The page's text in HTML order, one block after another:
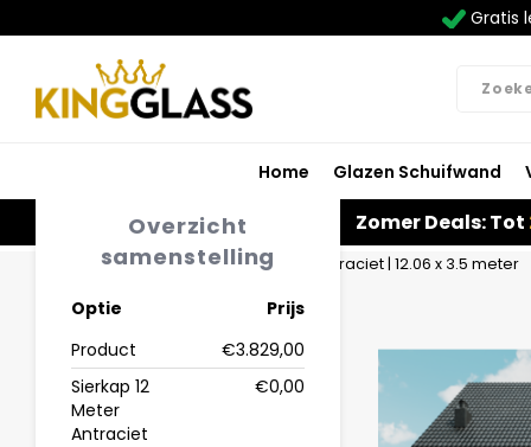
Gratis
Home Glazen Schuifwand
Zomer Deals: Tot
Veranda | Polycarbonaat | Antraciet | 12.06 x 3.5 meter
Overzicht
samenstelling
Optie
Prijs
Product
€3.829,00
Sierkap 12
Meter
Antraciet
€0,00